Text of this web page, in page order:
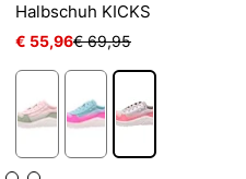
Halbschuh KICKS
€ 55,96€ 69,95